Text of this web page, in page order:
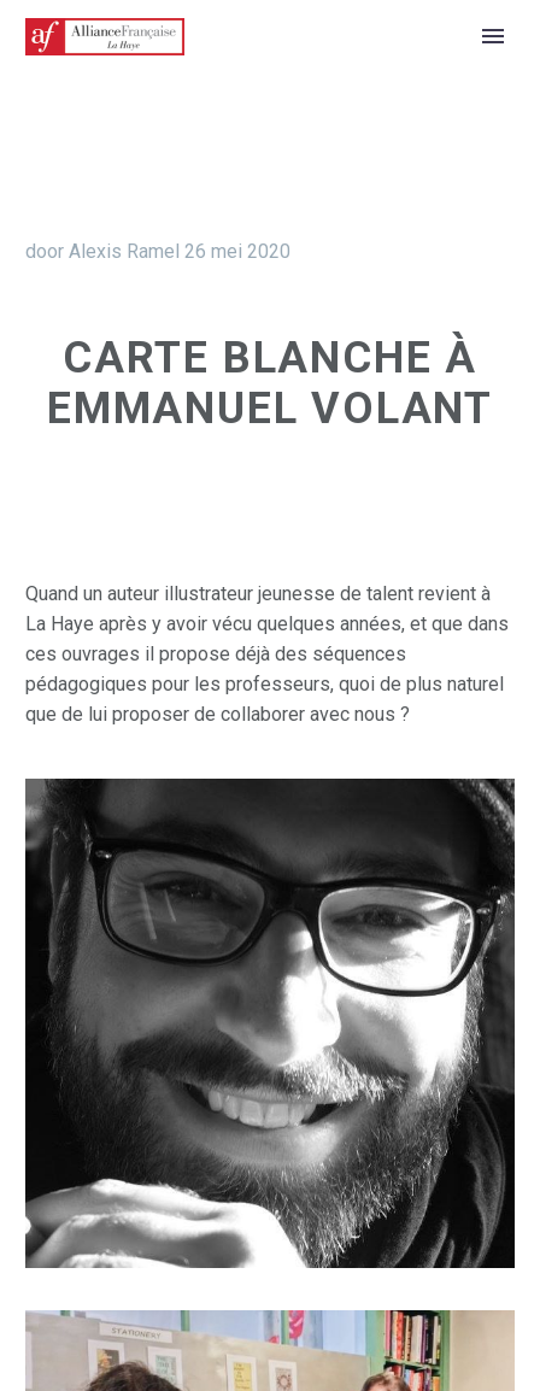
door Alexis Ramel 26 mei 2020
CARTE BLANCHE À
EMMANUEL VOLANT
Quand un auteur illustrateur jeunesse de talent revient à
La Haye après y avoir vécu quelques années, et que dans
ces ouvrages il propose déjà des séquences
pédagogiques pour les professeurs, quoi de plus naturel
que de lui proposer de collaborer avec nous ?